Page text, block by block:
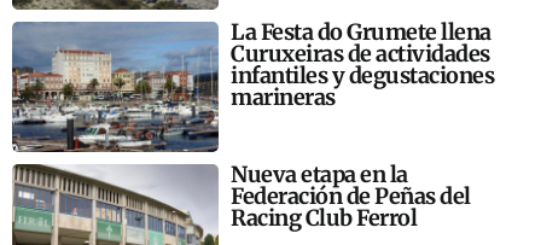
La Festa do Grumete llena
Curuxeiras de actividades
infantiles y degustaciones
marineras
Nueva etapa en la
Federación de Peñas del
Racing Club Ferrol